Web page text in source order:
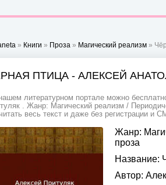
» Книги » Проза » Магический реализм »
ПТИЦА - АЛЕКСЕЙ
литературном портале можно
. Жанр: Магический реализм /
весь текст и даже без регистрации
Жанр:
проза
Название:
Автор: